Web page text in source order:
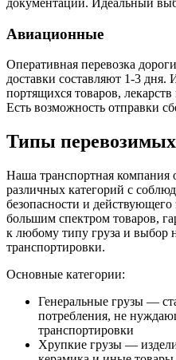
документации. Идеальный
Авиационные
Оперативная перевозка
доставки составляют 1-3 дня.
портящихся товаров,
Есть возможность отправки
Типы перевозимых
Наша транспортная компания
различных категорий с
безопасности и действующего
большим спектром товаров,
к любому типу груза и выбор
транспортировки.
Основные категории:
Генеральные грузы —
потребления, не
транспортировки
Хрупкие грузы —